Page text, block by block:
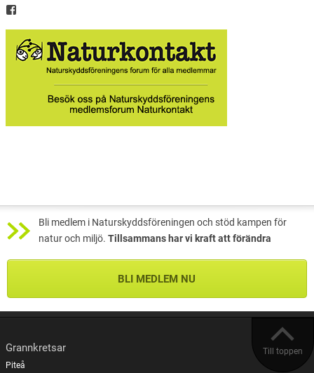
Bli medlem i Naturskyddsföreningen och stöd kampen för
natur och miljö. Tillsammans har vi kraft att förändra
BLI MEDLEM NU
Till toppen
Grannkretsar
Piteå